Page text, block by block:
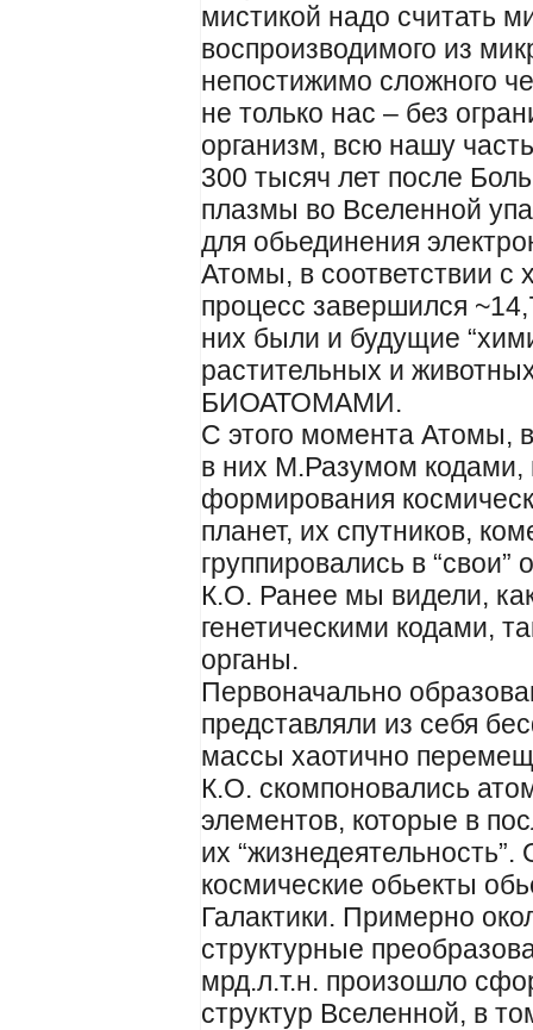
мистикой надо считать
воспроизводимого из
непостижимо сложного
не только нас – без
организм, всю нашу
300 тысяч лет после
плазмы во Вселенной
для обьединения
Атомы, в соответствии с
процесс завершился
них были и будущие
растительных и
БИОАТОМАМИ.
С этого момента Атомы,
в них М.Разумом кодами,
формирования
планет, их спутников,
группировались в
К.О. Ранее мы видели,
генетическими кодами,
органы.
Первоначально
представляли из себя
массы хаотично
К.О. скомпоновались
элементов, которые в
их
космические обьекты
Галактики. Примерно
структурные
мрд.л.т.н. произошло
структур Вселенной, в